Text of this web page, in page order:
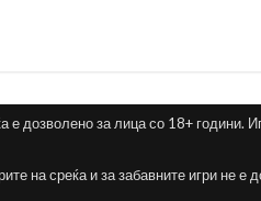
е дозволено за лица со 18+ години.
на среќа и за забавните игри не